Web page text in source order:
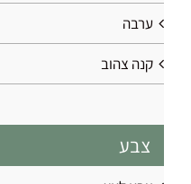
ערבה
קנה צהוב
צבע